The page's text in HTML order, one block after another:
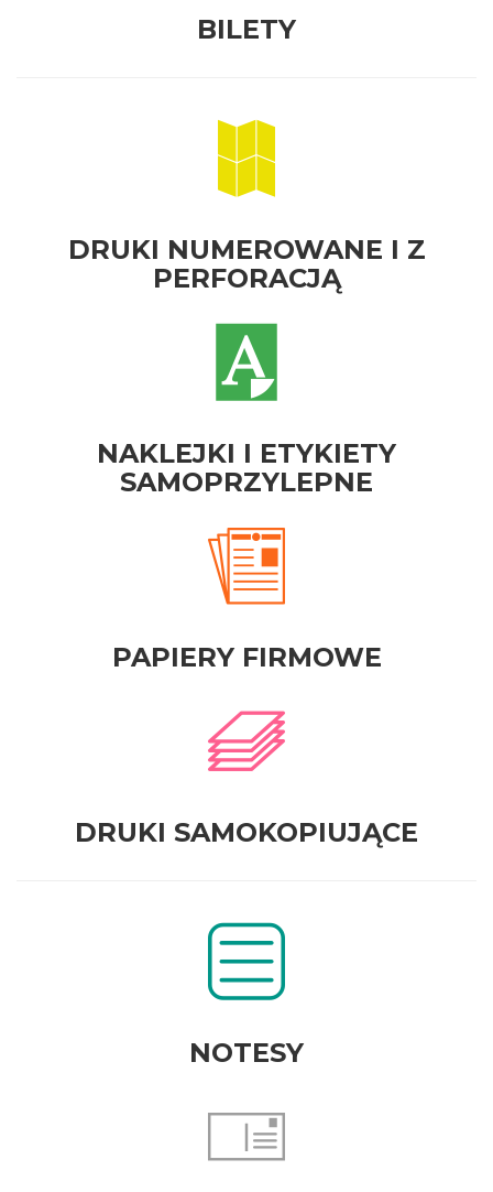
BILETY
DRUKI NUMEROWANE I Z
PERFORACJĄ
NAKLEJKI I ETYKIETY
SAMOPRZYLEPNE
PAPIERY FIRMOWE
DRUKI SAMOKOPIUJĄCE
NOTESY